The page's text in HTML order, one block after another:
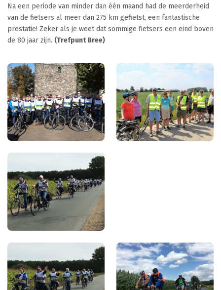
Na een periode van minder dan één maand had de meerderheid
van de fietsers al meer dan 275 km gefietst, een fantastische
prestatie! Zeker als je weet dat sommige fietsers een eind boven
de 80 jaar zijn. (Trefpunt Bree)